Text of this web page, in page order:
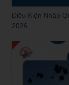
Điều Kiện Nhập
2026